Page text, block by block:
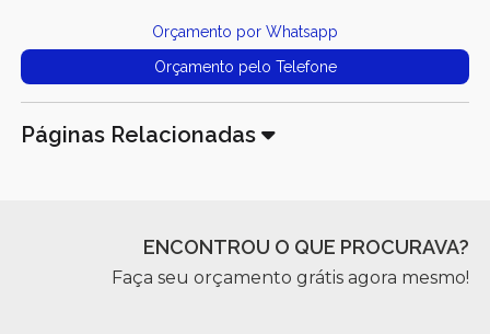
Orçamento por Whatsapp
Orçamento pelo Telefone
Páginas Relacionadas
ENCONTROU O QUE PROCURAVA?
Faça seu orçamento grátis agora mesmo!